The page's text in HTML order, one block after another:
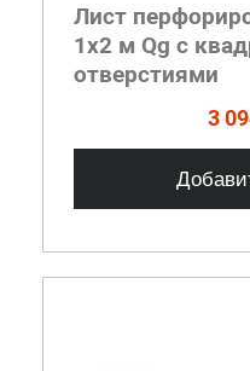
Лист
1х2 м Qg с
отверстиями
3